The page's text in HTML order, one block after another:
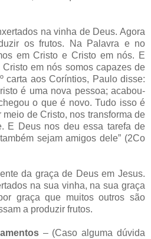
na vinha de Deus. Agora
os frutos. Na Palavra e no
em Cristo e Cristo em nós. E
em nós somos capazes de
carta aos Coríntios, Paulo disse:
é uma nova pessoa; acabou-
o que é novo. Tudo isso é
de Cristo, nos transforma de
E Deus nos deu essa tarefa de
sejam amigos dele” (2Co
da graça de Deus em Jesus.
na sua vinha, na sua graça
graça que muitos outros são
a produzir frutos.
– (Caso alguma dúvida